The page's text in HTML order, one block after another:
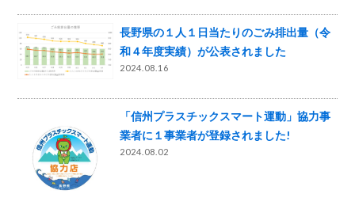
長野県の１人１日当たりのごみ排出量（令
和４年度実績）が公表されました
2024.08.16
「信州プラスチックスマート運動」協力事
業者に１事業者が登録されました!
2024.08.02